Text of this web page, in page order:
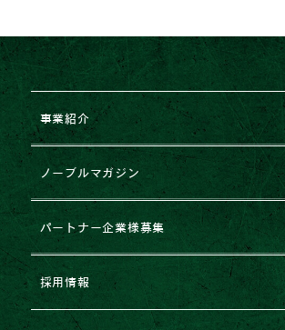
事業紹介
CEO挨拶
企業理念
会社概要
グループ企業一覧
ノーブルマガジン
すべて
NEWS
レポート
パートナー企業様募集
企業提携・M&Aのご相談
建築協力業者様募集
採用情報